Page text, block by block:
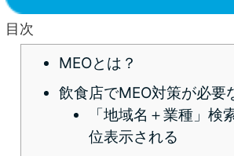
目次
MEOとは？
飲食店でMEO対策が必要
「地域名＋業種」検
位表示される